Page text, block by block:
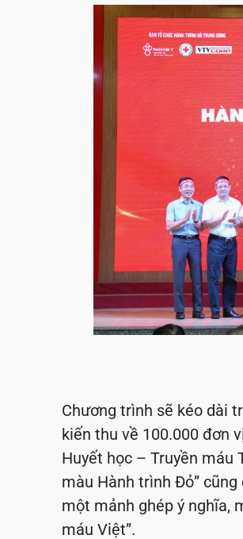
Chương trình sẽ kéo dài
kiến thu về 100.000 đơn
Huyết học – Truyền máu
màu Hành trình Đỏ”
một mảnh ghép ý nghĩa,
máu Việt”.